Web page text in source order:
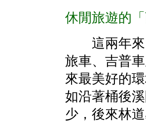
休閒旅遊的
這兩年來
旅車、吉普
來最美好的
如沿著桶後
少，後來林